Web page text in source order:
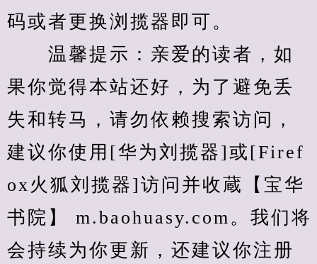
码或者更换浏揽器即可。
温馨提示：亲爱的读者，如
果你觉得本站还好，为了避免丢
失和转马，请勿依赖搜索访问，
建议你使用[华为刘揽器]或[Firef
ox火狐刘揽器]访问并收蔵【宝华
书院】 m.baohuasy.com。我们将
会持续为你更新，还建议你注册